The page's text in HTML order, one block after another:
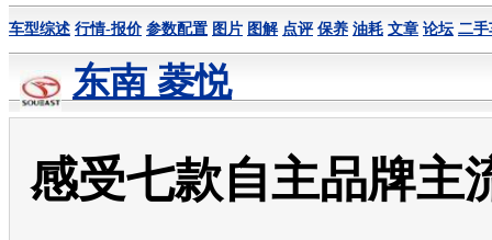
车型综述 行情-报价 参数配置 图片 图解 点评 保养 油耗 文章 论坛 二手
东南 菱悦
感受七款自主品牌主